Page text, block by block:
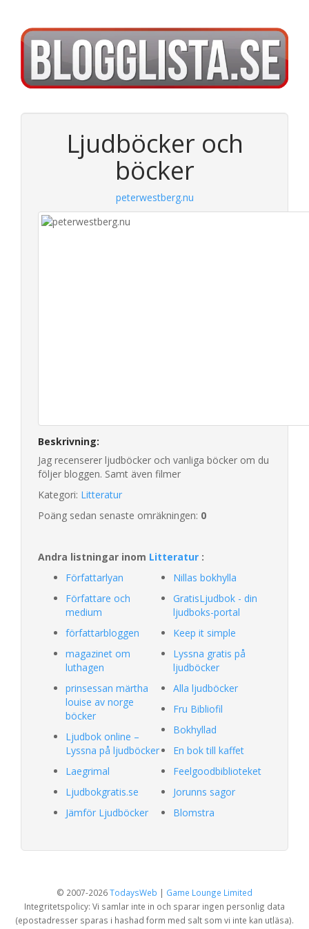
Ljudböcker och
böcker
peterwestberg.nu
Beskrivning:
Jag recenserer ljudböcker och vanliga böcker om du
följer bloggen. Samt även filmer
Kategori: Litteratur
Poäng sedan senaste omräkningen: 0
Andra listningar inom Litteratur :
Författarlyan
Författare och
medium
författarbloggen
magazinet om
luthagen
prinsessan märtha
louise av norge
böcker
Ljudbok online –
Lyssna på ljudböcker
Laegrimal
Ljudbokgratis.se
Jämför Ljudböcker
Nillas bokhylla
GratisLjudbok - din
ljudboks-portal
Keep it simple
Lyssna gratis på
ljudböcker
Alla ljudböcker
Fru Bibliofil
Bokhyllad
En bok till kaffet
Feelgoodbiblioteket
Jorunns sagor
Blomstra
© 2007-2026TodaysWeb | Game Lounge Limited
Integritetspolicy: Vi samlar inte in och sparar ingen personlig data
(epostadresser sparas i hashad form med salt som vi inte kan utläsa).